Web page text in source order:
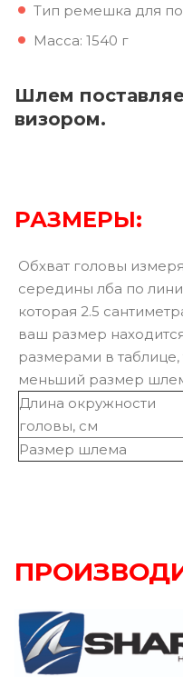
Тип ремешка для
Масса: 1540 г
Шлем
визором.
РАЗМЕРЫ:
Обхват головы
середины лба по
которая 2.5
ваш размер
размерами в таблице,
меньший размер
Длина окружности
головы, см
Размер шлема